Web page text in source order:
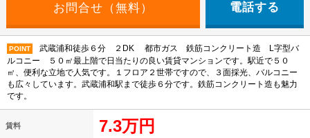
電話する
POINT
武蔵浦和徒歩６分 ２DK 都市ガス 鉄筋コンクリート造 L字型バ
ルコニー ５０㎡最上階で日当たりの良い賃貸マンションです。駅近で５０
㎡、便利な立地で人気です。１フロア２世帯ですので、３面採光、バルコニー
も広々しています。武蔵浦和駅まで徒歩６分です。鉄筋コンクリート造も魅力
です。
賃料 7.3万円